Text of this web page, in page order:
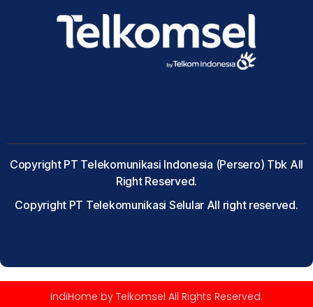
Copyright PT Telekomunikasi Indonesia (Persero) Tbk All
Right Reserved.
Copyright PT Telekomunikasi Selular All right reserved.
IndiHome by Telkomsel All Rights Reserved.